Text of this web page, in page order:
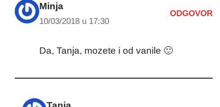
Minja
10/03/2018 u 17:30
ODGOVOR
Da, Tanja, mozete i od vanile 🙂